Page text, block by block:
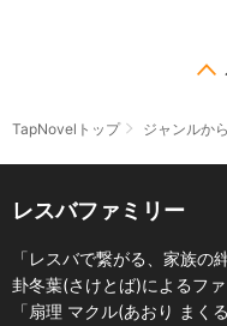
TapNovelトップ ジャンルか
レスバファミリー
「レスバで繋がる、家族
卦冬葉(さけとば)によるフ
「扇理 マクル(あおり まく